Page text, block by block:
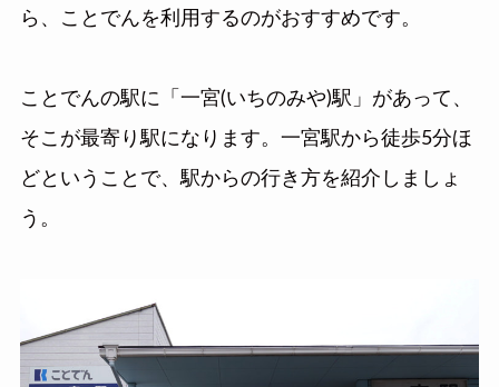
ら、ことでんを利用するのがおすすめです。
ことでんの駅に「一宮(いちのみや)駅」があって、
そこが最寄り駅になります。一宮駅から徒歩5分ほ
どということで、駅からの行き方を紹介しましょ
う。